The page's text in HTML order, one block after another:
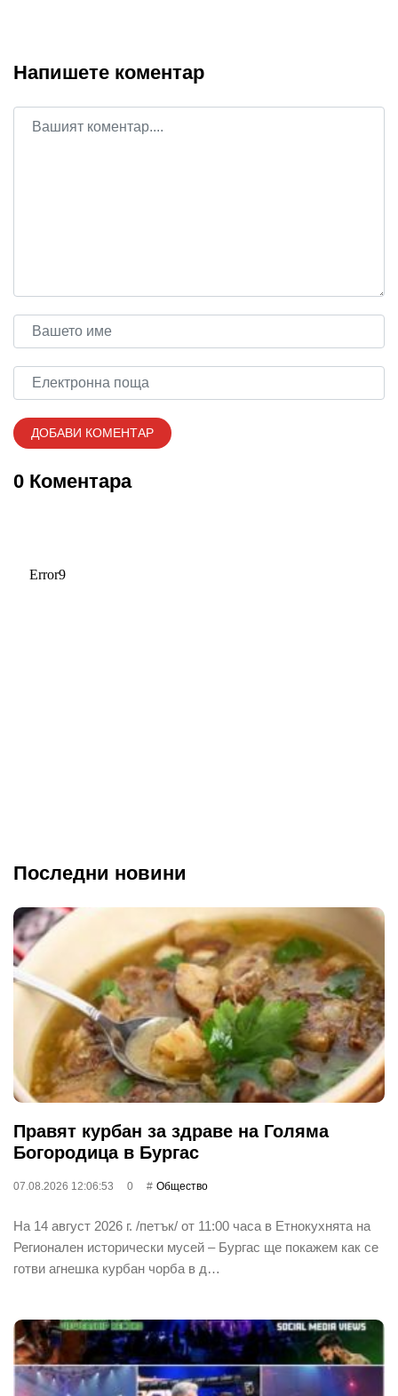
Напишете коментар
0 Коментара
Последни новини
Правят курбан за здраве на Голяма
Богородица в Бургас
07.08.2026 12:06:53 0 Общество
На 14 август 2026 г. /петък/ от 11:00 часа в Етнокухнята на
Регионален исторически мусей – Бургас ще покажем как се
готви агнешка курбан чорба в д…